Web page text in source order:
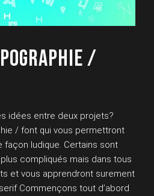
/
idées entre deux projets?
/ font qui vous permettront
façon ludique. Certains sont
compliqués mais dans tous
et vous apprendront surement
Commençons tout d’abord